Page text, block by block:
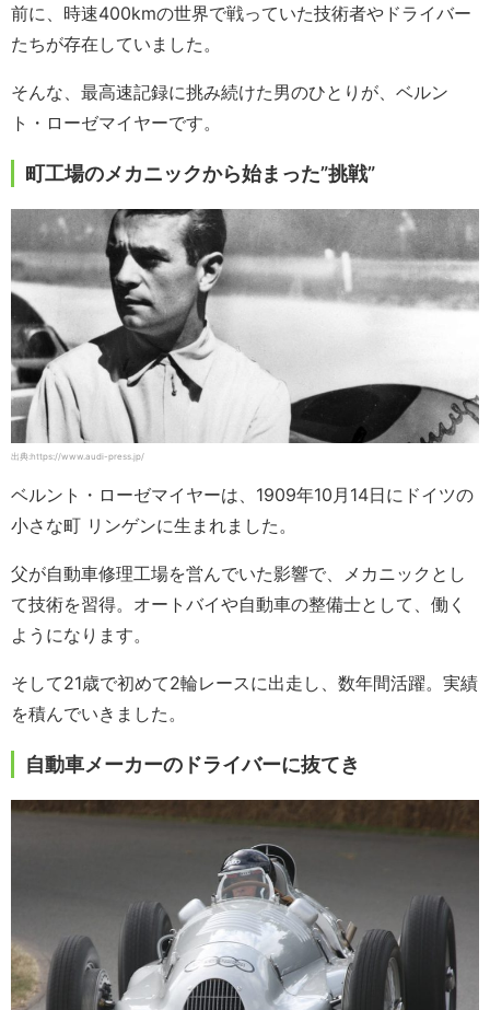
前に、時速400kmの世界で戦っていた技術者やドライバー
たちが存在していました。
そんな、最高速記録に挑み続けた男のひとりが、ベルン
ト・ローゼマイヤーです。
町工場のメカニックから始まった”挑戦”
出典:https://www.audi-press.jp/
ベルント・ローゼマイヤーは、1909年10月14日にドイツの
小さな町 リンゲンに生まれました。
父が自動車修理工場を営んでいた影響で、メカニックとし
て技術を習得。オートバイや自動車の整備士として、働く
ようになります。
そして21歳で初めて2輪レースに出走し、数年間活躍。実績
を積んでいきました。
自動車メーカーのドライバーに抜てき